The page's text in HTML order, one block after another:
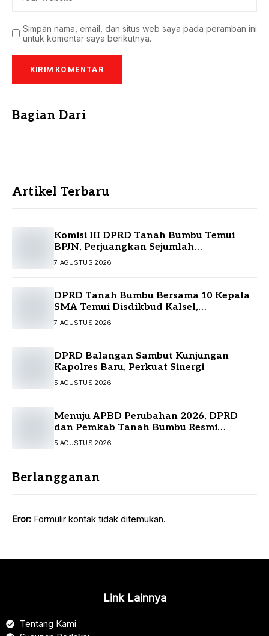
Simpan nama, email, dan situs web saya pada peramban ini
untuk komentar saya berikutnya.
Bagian Dari
Artikel Terbaru
Komisi III DPRD Tanah Bumbu Temui
BPJN, Perjuangkan Sejumlah
Infrastruktur Strategis
7 AGUSTUS 2026
DPRD Tanah Bumbu Bersama 10 Kepala
SMA Temui Disdikbud Kalsel,
Perjuangkan Kebutuhan Guru dan
7 AGUSTUS 2026
DPRD Balangan Sambut Kunjungan
Kapolres Baru, Perkuat Sinergi
5 AGUSTUS 2026
Menuju APBD Perubahan 2026, DPRD
dan Pemkab Tanah Bumbu Resmi
Sepakati KUA-PPAS
5 AGUSTUS 2026
Berlangganan
Eror: Formulir kontak tidak ditemukan.
Link Lainnya
Tentang Kami